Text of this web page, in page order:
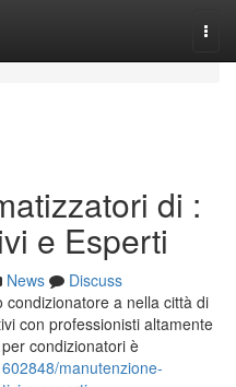
di :
e Esperti
News
Discuss
condizionatore a nella città di
con professionisti altamente
condizionatori è
manutenzione-